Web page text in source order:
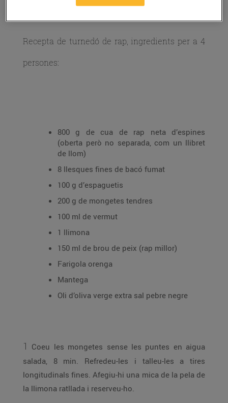
Recepta de turnedó de rap, ingredients per a 4
persones:
800 g de cua de rap neta d’espines
(oberta però no separada, com un llibret
de llom)
8 llesques fines de bacó fumat
100 g d’espaguetis
200 g de mongetes tendres
100 ml de vermut
1 llimona
150 ml de brou de peix (rap millor)
Farigola orenga
Mantega
Oli d’oliva verge extra sal pebre negre
1 Coeu les mongetes sense les puntes en aigua
salada, 8 min. Refredeu-les i talleu-les a tires
longitudinals fines. Afegiu-hi una mica de la pela de
la llimona ratllada i reserveu-ho.